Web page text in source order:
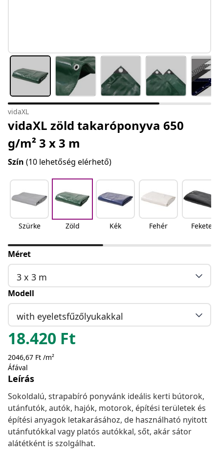
vidaXL
vidaXL zöld takaróponyva 650
g/m² 3 x 3 m
Szín (10 lehetőség elérhető)
Szürke Zöld Kék Fehér Fekete
Méret
3 x 3 m
Modell
with eyeletsfűzőlyukakkal
18.420 Ft
2046,67 Ft /m²
Áfával
Leírás
Sokoldalú, strapabíró ponyvánk ideális kerti bútorok,
utánfutók, autók, hajók, motorok, építési területek és
építési anyagok letakarásához, de használható nyitott
utánfutókkal vagy platós autókkal, sőt, akár sátor
alátétként is szolgálhat.